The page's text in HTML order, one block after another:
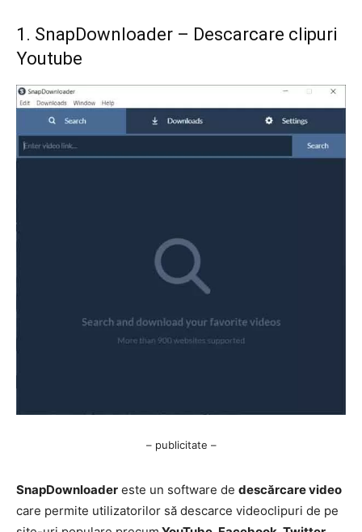
1. SnapDownloader – Descarcare clipuri
Youtube
– publicitate –
SnapDownloader este un software de descărcare video
care permite utilizatorilor să descarce videoclipuri de pe